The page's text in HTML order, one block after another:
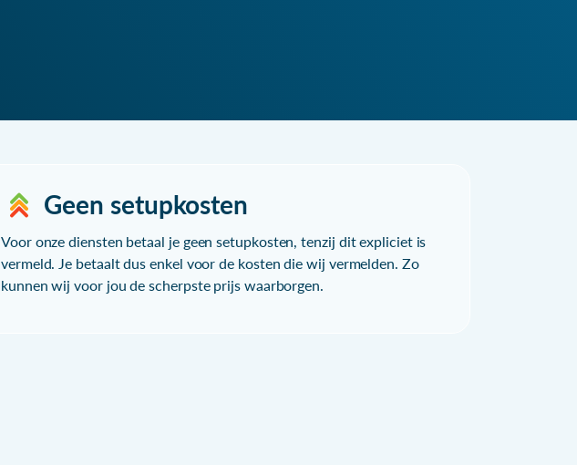
Geen setupkosten
Voor onze diensten betaal je geen setupkosten, tenzij dit expliciet is
vermeld. Je betaalt dus enkel voor de kosten die wij vermelden. Zo
kunnen wij voor jou de scherpste prijs waarborgen.